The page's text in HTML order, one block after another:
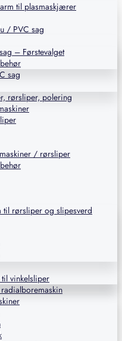
til plasmaskjærer
/ PVC sag
– Førstevalget
sag
rørsliper, polering
/ rørsliper
til rørsliper og slipesverd
vinkelsliper